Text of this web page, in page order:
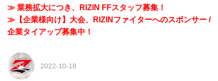
≫ 業務拡大につき、RIZIN FFスタッフ募集！
≫【企業様向け】大会、RIZINファイターへのスポンサー /
企業タイアップ募集中！
2022-10-18